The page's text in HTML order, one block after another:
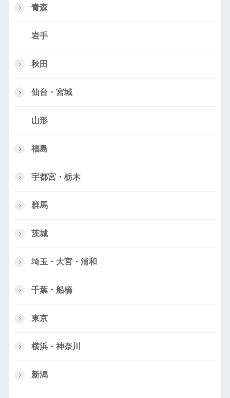
青森
岩手
秋田
仙台・宮城
山形
福島
宇都宮・栃木
群馬
茨城
埼玉・大宮・浦和
千葉・船橋
東京
横浜・神奈川
新潟